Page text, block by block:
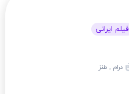
فیلم ایرانی
درام , طنز